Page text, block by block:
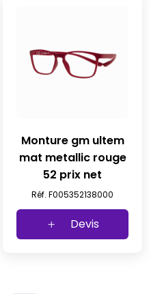
Monture gm ultem
mat metallic rouge
52 prix net
Réf. F005352138000
Devis